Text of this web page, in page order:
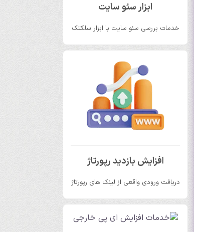
ابزار سئو سایت
خدمات بررسی سئو سایت با ابزار سلکتک
افزایش بازدید رپورتاژ
دریافت ورودی واقعی از لینک های رپورتاژ